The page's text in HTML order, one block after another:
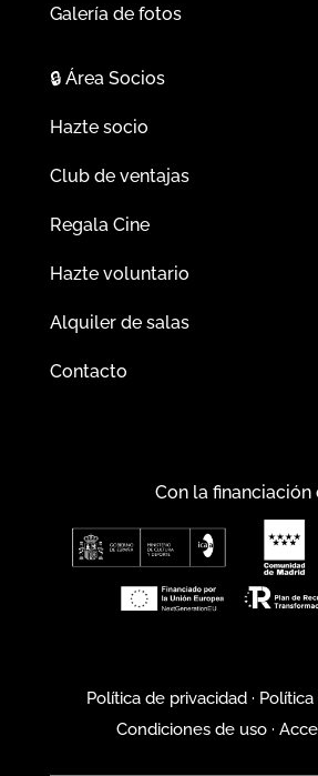
Galería de fotos
🔒Área Socios
Hazte socio
Club de ventajas
Regala Cine
Hazte voluntario
Alquiler de salas
Contacto
Con la financiación
Política de privacidad ·
Condiciones de uso ·